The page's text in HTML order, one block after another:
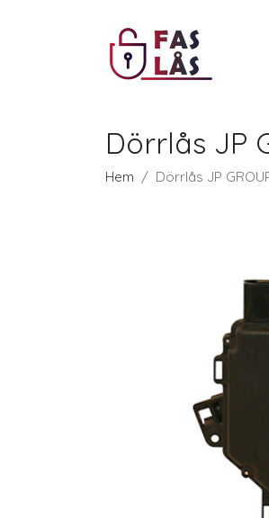
Dörrlås JP
Hem Dörrlås JP